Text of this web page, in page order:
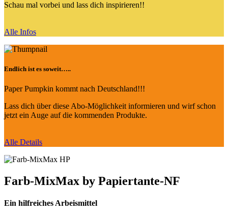
Schau mal vorbei und lass dich inspirieren!!
Alle Infos
Endlich ist es soweit…..
Paper Pumpkin kommt nach Deutschland!!!
Lass dich über diese Abo-Möglichkeit informieren und wirf schon
jetzt ein Auge auf die kommenden Produkte.
Alle Details
Farb-MixMax by Papiertante-NF
Ein hilfreiches Arbeismittel